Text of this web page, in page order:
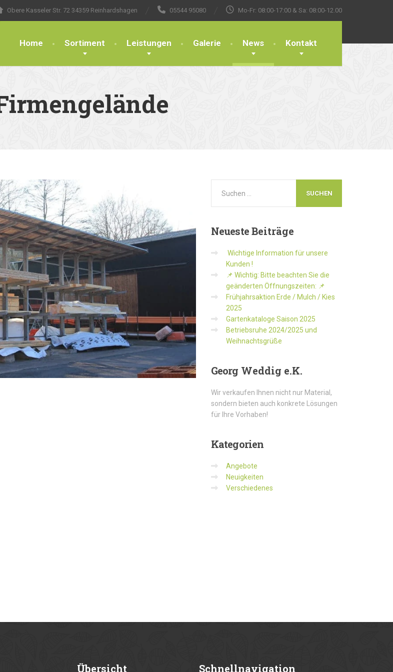
Obere Kasseler Str. 72 34359 Reinhardshagen 05544 95080 Mo-Fr: 08:00-17:00 & Sa: 08:00-12.00
Home Sortiment Leistungen Galerie News Kontakt
NeuesteBeiträge
Wichtige Information für unsere
Kunden !
📌 Wichtig: Bitte beachten Sie die
geänderten Öffnungszeiten: 📌
Frühjahrsaktion Erde / Mulch / Kies
2025
Gartenkataloge Saison 2025
Betriebsruhe 2024/2025 und
Weihnachtsgrüße
Georg Weddig e.K.
Wir verkaufen Ihnen nicht nur Material,
sondern bieten auch konkrete Lösungen
für Ihre Vorhaben!
Kategorien
Angebote
Neuigkeiten
Verschiedenes
Übersicht Schnellnavigation